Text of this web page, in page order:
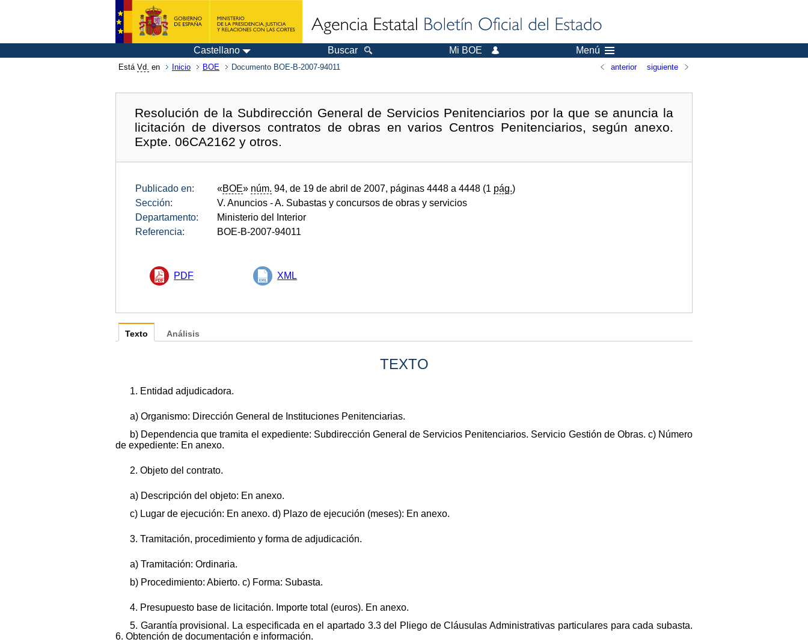
Castellano Buscar Mi BOE Menú
Está Vd. en Inicio BOE Documento BOE-B-2007-94011 anterior siguiente
Resolución de la Subdirección General de Servicios Penitenciarios por la que se anuncia la
licitación de diversos contratos de obras en varios Centros Penitenciarios, según anexo.
Expte. 06CA2162 y otros.
Publicado en: «BOE» núm. 94, de 19 de abril de 2007, páginas 4448 a 4448 (1 pág.)
Sección:
V. Anuncios - A. Subastas y concursos de obras y servicios
Departamento:
Ministerio del Interior
Referencia:
BOE-B-2007-94011
PDF XML
Texto
TEXTO
1. Entidad adjudicadora.
a) Organismo: Dirección General de Instituciones Penitenciarias.
b) Dependencia que tramita el expediente: Subdirección General de Servicios Penitenciarios. Servicio Gestión de Obras. c) Número
de expediente: En anexo.
2. Objeto del contrato.
a) Descripción del objeto: En anexo.
c) Lugar de ejecución: En anexo. d) Plazo de ejecución (meses): En anexo.
3. Tramitación, procedimiento y forma de adjudicación.
a) Tramitación: Ordinaria.
b) Procedimiento: Abierto. c) Forma: Subasta.
4. Presupuesto base de licitación. Importe total (euros). En anexo.
5. Garantía provisional. La especificada en el apartado 3.3 del Pliego de Cláusulas Administrativas particulares para cada subasta.
6. Obtención de documentación e información.
Análisis